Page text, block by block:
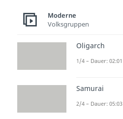
Moderne
Volksgruppen
Oligarch
1/4 – Dauer: 02:01
Samurai
2/4 – Dauer: 05:03